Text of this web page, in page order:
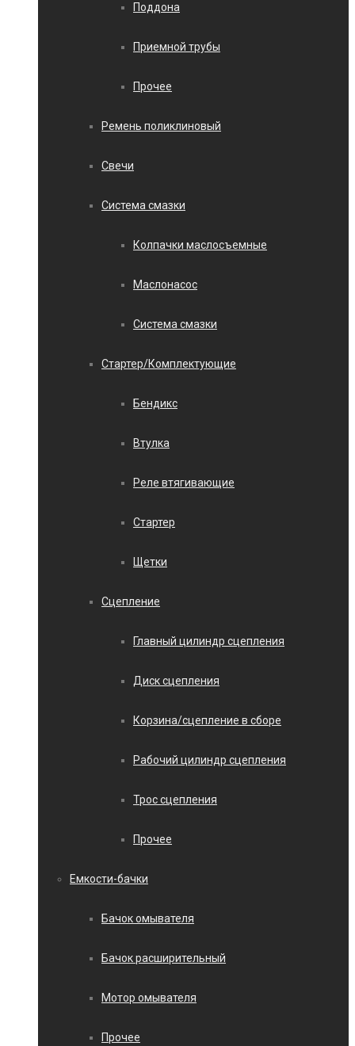
Поддона
Приемной трубы
Прочее
Ремень поликлиновый
Свечи
Система смазки
Колпачки маслосъемные
Маслонасос
Система смазки
Стартер/Комплектующие
Бендикс
Втулка
Реле втягивающие
Стартер
Щетки
Сцепление
Главный цилиндр сцепления
Диск сцепления
Корзина/сцепление в сборе
Рабочий цилиндр сцепления
Трос сцепления
Прочее
Емкости-бачки
Бачок омывателя
Бачок расширительный
Мотор омывателя
Прочее